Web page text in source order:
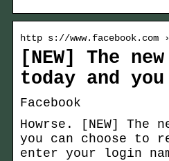
http s://www.facebook.com
[NEW] The
today and
Facebook
Howrse. [NEW] The
you can choose to
enter your login